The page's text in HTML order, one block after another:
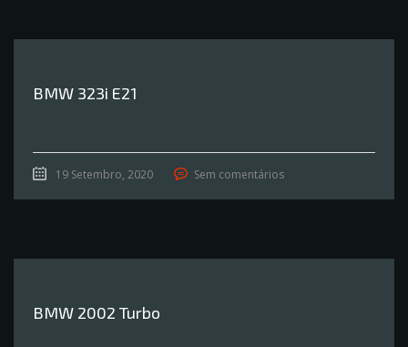
BMW 323i E21
19 Setembro, 2020 Sem comentários
BMW 2002 Turbo